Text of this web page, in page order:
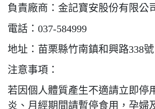
負責廠商：金記寶安股份有限公
電話：037-584999
地址：苗栗縣竹南鎮和興路338號
注意事項：
若因個人體質產生不適請立即停
炎、月經期間請暫停食用，孕婦